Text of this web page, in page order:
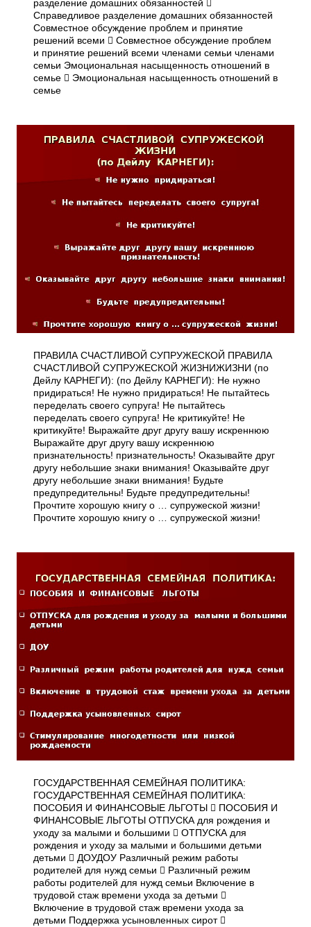
разделение домашних обязанностей 
Справедливое разделение домашних обязанностей
Совместное обсуждение проблем и принятие
решений всеми  Совместное обсуждение проблем
и принятие решений всеми членами семьи членами
семьи Эмоциональная насыщенность отношений в
семье  Эмоциональная насыщенность отношений в
семье
ПРАВИЛА СЧАСТЛИВОЙ СУПРУЖЕСКОЙ ПРАВИЛА
СЧАСТЛИВОЙ СУПРУЖЕСКОЙ ЖИЗНИЖИЗНИ (по
Дейлу КАРНЕГИ): (по Дейлу КАРНЕГИ): Не нужно
придираться! Не нужно придираться! Не пытайтесь
переделать своего супруга! Не пытайтесь
переделать своего супруга! Не критикуйте! Не
критикуйте! Выражайте друг другу вашу искреннюю
Выражайте друг другу вашу искреннюю
признательность! признательность! Оказывайте друг
другу небольшие знаки внимания! Оказывайте друг
другу небольшие знаки внимания! Будьте
предупредительны! Будьте предупредительны!
Прочтите хорошую книгу о … супружеской жизни!
Прочтите хорошую книгу о … супружеской жизни!
ГОСУДАРСТВЕННАЯ СЕМЕЙНАЯ ПОЛИТИКА:
ГОСУДАРСТВЕННАЯ СЕМЕЙНАЯ ПОЛИТИКА:
ПОСОБИЯ И ФИНАНСОВЫЕ ЛЬГОТЫ  ПОСОБИЯ И
ФИНАНСОВЫЕ ЛЬГОТЫ ОТПУСКА для рождения и
уходу за малыми и большими  ОТПУСКА для
рождения и уходу за малыми и большими детьми
детьми  ДОУДОУ Различный режим работы
родителей для нужд семьи  Различный режим
работы родителей для нужд семьи Включение в
трудовой стаж времени ухода за детьми 
Включение в трудовой стаж времени ухода за
детьми Поддержка усыновленных сирот 